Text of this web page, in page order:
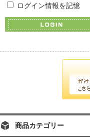
ログイン情報を記憶
商品カテゴリー